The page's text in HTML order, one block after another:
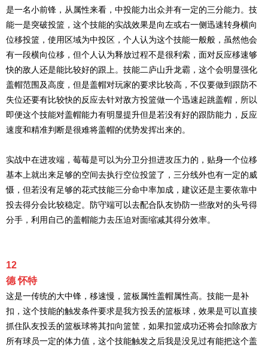
是一名小前锋，从属性来看，中投能力出众并有一定的三分能力。技
能一是突破投篮，这个技能的实战效果是向左或右一侧迅速转身横向
位移投篮，使用区域为中投区，个人认为这个技能一般般，虽然他会
有一段横向位移，但个人认为释放过程不是很利索，面对反应移速够
快的敌人还是能比较好的跟上。技能二庐山升龙霸，这个会明显强化
盖帽范围及高度，但是盖帽对玩家的要求比较高，不仅要做到跟防不
失位还要有比较快的反应去针对敌方投篮做一个迅速起跳盖帽，所以
即便这个技能对盖帽能力有明显提升但是若没有好的跟防能力，反应
速度和精准判断是很难将盖帽的优势发挥出来的。
实战中在进攻端，莓莓是可以为分卫分担进攻压力的，贴身一个位移
基本上就出来足够的空间去执行空位投篮了，三分线外也有一定的威
慑，但若没有足够的花式技能三分命中率加成，建议还是主要依靠中
投去得分会比较稳定。防守端可以去配合队友协防一些敌对的头号得
分手，利用自己的盖帽能力去压迫对面缩减其得分效率。
12
德 怀特
这是一传统的大中锋，移速慢，篮板属性盖帽属性高。技能一是补
扣，这个技能的触发条件要求是我方投丢的篮板球，效果是可以直接
抓住队友投丢的篮板球将其扣向篮筐，如果扣篮成功还将会扣除敌方
所有球员一定的体力值，这个技能触发之后我是没见过有能把这个盖